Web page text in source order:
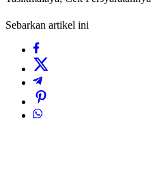
Sebarkan artikel ini